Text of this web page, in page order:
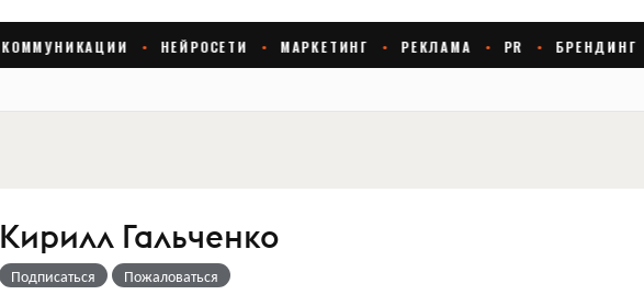
Кирилл Гальченко
Подписаться Пожаловаться